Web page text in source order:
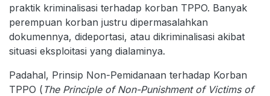
praktik kriminalisasi terhadap korban TPPO. Banyak
perempuan korban justru dipermasalahkan
dokumennya, dideportasi, atau dikriminalisasi akibat
situasi eksploitasi yang dialaminya.
Padahal, Prinsip Non-Pemidanaan terhadap Korban
TPPO ( The Principle of Non-Punishment of Victims of